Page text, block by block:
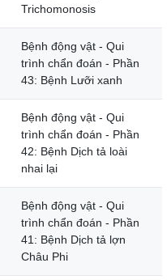
Trichomonosis
Bệnh động vật - Qui
trình chẩn đoán - Phần
43: Bệnh Lưỡi xanh
Bệnh động vật - Qui
trình chẩn đoán - Phần
42: Bệnh Dịch tả loài
nhai lại
Bệnh động vật - Qui
trình chẩn đoán - Phần
41: Bệnh Dịch tả lợn
Châu Phi